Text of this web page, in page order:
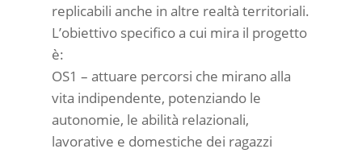
replicabili anche in altre realtà territoriali.
L’obiettivo specifico a cui mira il progetto
è:
OS1 – attuare percorsi che mirano alla
vita indipendente, potenziando le
autonomie, le abilità relazionali,
lavorative e domestiche dei ragazzi